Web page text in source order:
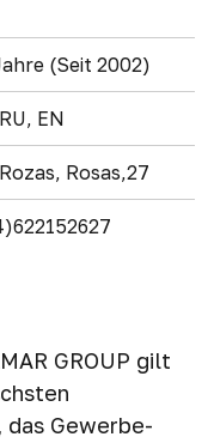
(Seit 2002)
EN
Rosas,27
GROUP gilt
Gewerbe-